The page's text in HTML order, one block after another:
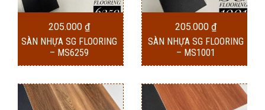
205.000 ₫
SÀN NHỰA SG FLOORING
– MS6259
205.000 ₫
SÀN NHỰA SG FLOORING
– MS1001